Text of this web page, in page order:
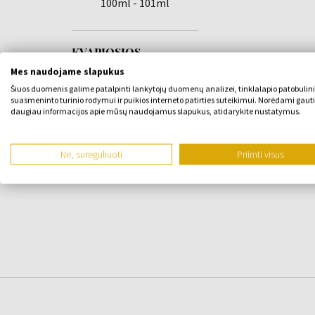
KVAPIOSIOS
MEDŽIAGOS
SUDEDAMOJI
DALIS
Mes naudojame slapukus
Šiuos duomenis galime patalpinti lankytojų duomenų analizei, tinklalapio
suasmeninto turinio rodymui ir puikios interneto patirties suteikimui. Norėdami gauti
daugiau informacijos apie mūsų naudojamus slapukus, atidarykite nustatymus.
Ne, sureguliuoti Priimti visus